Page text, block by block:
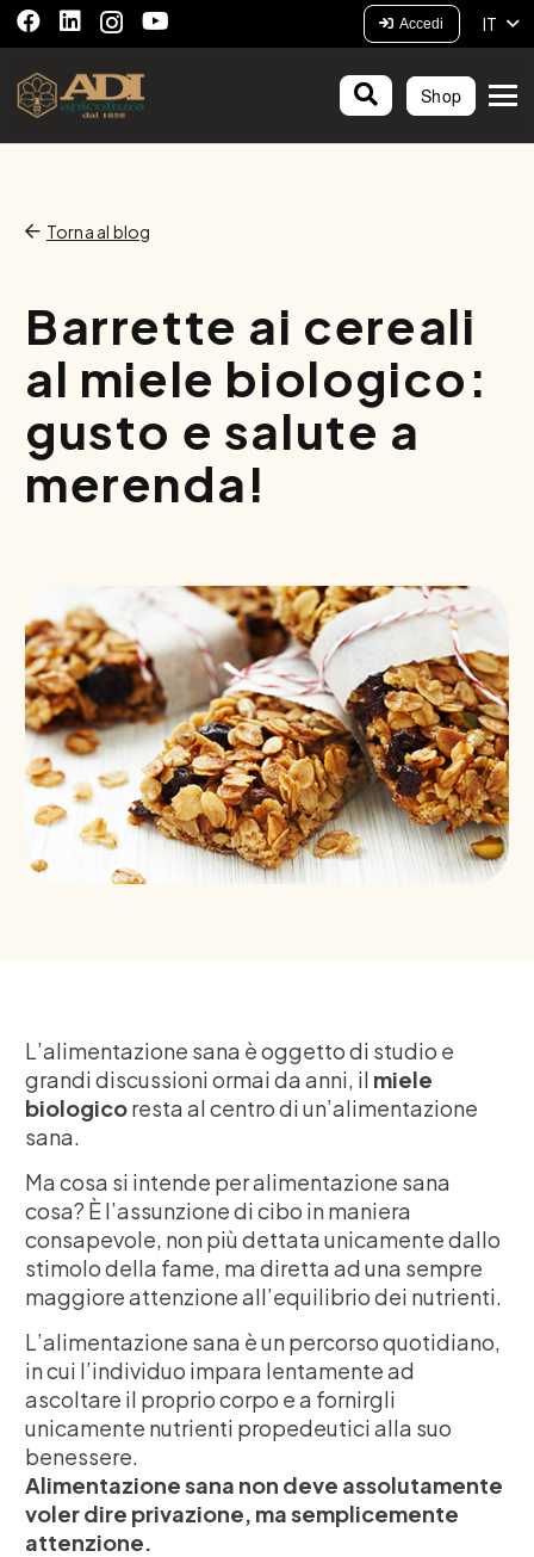
Accedi IT
Shop
Torna al blog
Barrette ai cereali
al miele biologico:
gusto e salute a
merenda!
L’alimentazione sana è oggetto di studio e
grandi discussioni ormai da anni, il miele
biologicoresta al centro di un’alimentazione
sana.
Ma cosa si intende per alimentazione sana
cosa? È l’assunzione di cibo in maniera
consapevole, non più dettata unicamente dallo
stimolo della fame, ma diretta ad una sempre
maggiore attenzione all’equilibrio dei nutrienti.
L’alimentazione sana è un percorso quotidiano,
in cui l’individuo impara lentamente ad
ascoltare il proprio corpo e a fornirgli
unicamente nutrienti propedeutici alla suo
benessere.
Alimentazione sana non deve assolutamente
voler dire privazione, ma semplicemente
attenzione.